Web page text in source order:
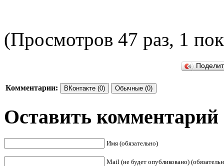
(Просмотров 47 раз, 1
Комментарии: ВКонтакте (0) Обычные (0)
Оставить комментарий
Имя (обязательно)
Mail (не будет опубликовано)